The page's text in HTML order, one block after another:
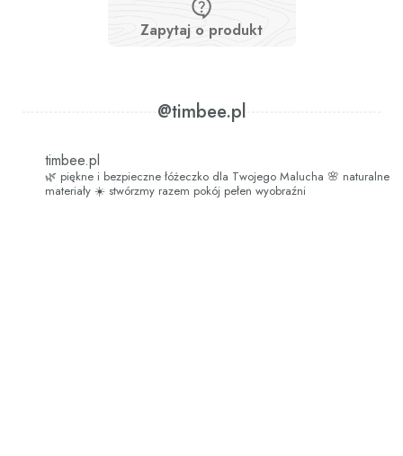
Zapytaj o produkt
@timbee.pl
timbee.pl
🌿 piękne i bezpieczne łóżeczko dla Twojego Malucha 🌸 naturalne
materiały ☀️ stwórzmy razem pokój pełen wyobraźni